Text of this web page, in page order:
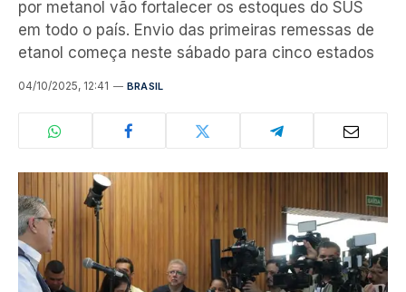
por metanol vão fortalecer os estoques do SUS
em todo o país. Envio das primeiras remessas de
etanol começa neste sábado para cinco estados
04/10/2025, 12:41 BRASIL